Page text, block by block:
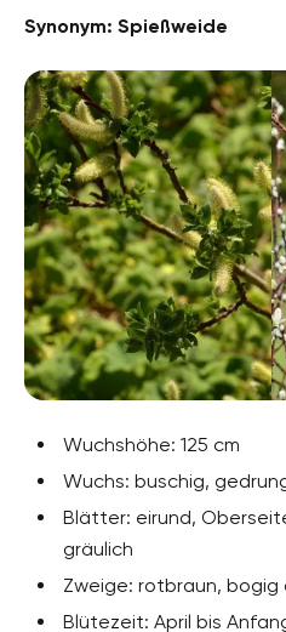
Synonym: Spießweide
Wuchshöhe: 125 cm
Wuchs: buschig,
Blätter: eirund,
gräulich
Zweige: rotbraun,
Blütezeit: April bis